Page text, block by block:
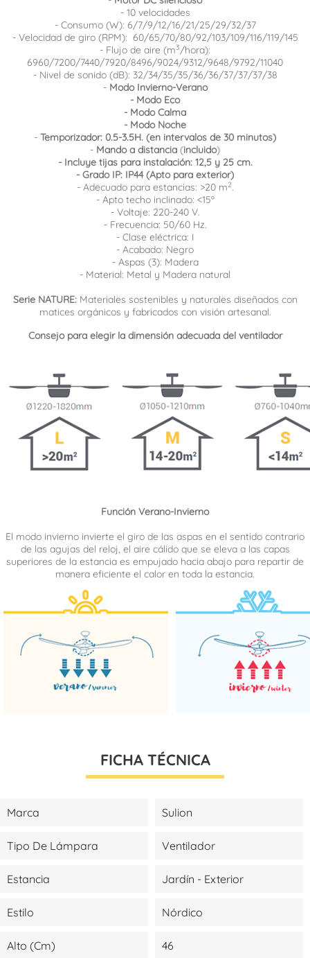
- 10 velocidades
- Consumo (W): 6/7/9/12/16/21/25/29/32/37
- Velocidad de giro (RPM): 60/65/70/80/92/103/109/116/119/145
- Flujo de aire (m3/hora):
6960/7200/7440/7920/8496/9024/9312/9648/9792/11040
- Nivel de sonido (dB): 32/34/35/35/36/36/37/37/37/38
- Modo Invierno-Verano
- Modo Eco
- Modo Calma
- Modo Noche
- Temporizador: 0.5-3.5H. (en intervalos de 30 minutos)
- Mando a distancia (incluido)
- Incluye tijas para instalación: 12,5 y 25 cm.
- Grado IP: IP44 (Apto para exterior)
- Adecuado para estancias: >20 m2.
- Apto techo inclinado: <15º
- Voltaje: 220-240 V.
- Frecuencia: 50/60 Hz.
- Clase eléctrica: I
- Acabado: Negro
- Aspas (3): Madera
- Material: Metal y Madera natural
Serie NATURE: Materiales sostenibles y naturales diseñados con
matices orgánicos y fabricados con visión artesanal.
Consejo para elegir la dimensión adecuada del ventilador
Función Verano-Invierno
El modo invierno invierte el giro de las aspas en el sentido contrario
de las agujas del reloj, el aire cálido que se eleva a las capas
superiores de la estancia es empujado hacia abajo para repartir de
manera eficiente el calor en toda la estancia.
FICHA TÉCNICA
Marca Sulion
Tipo De Lámpara Ventilador
Estancia Jardín - Exterior
Estilo Nórdico
Alto (cm) 46